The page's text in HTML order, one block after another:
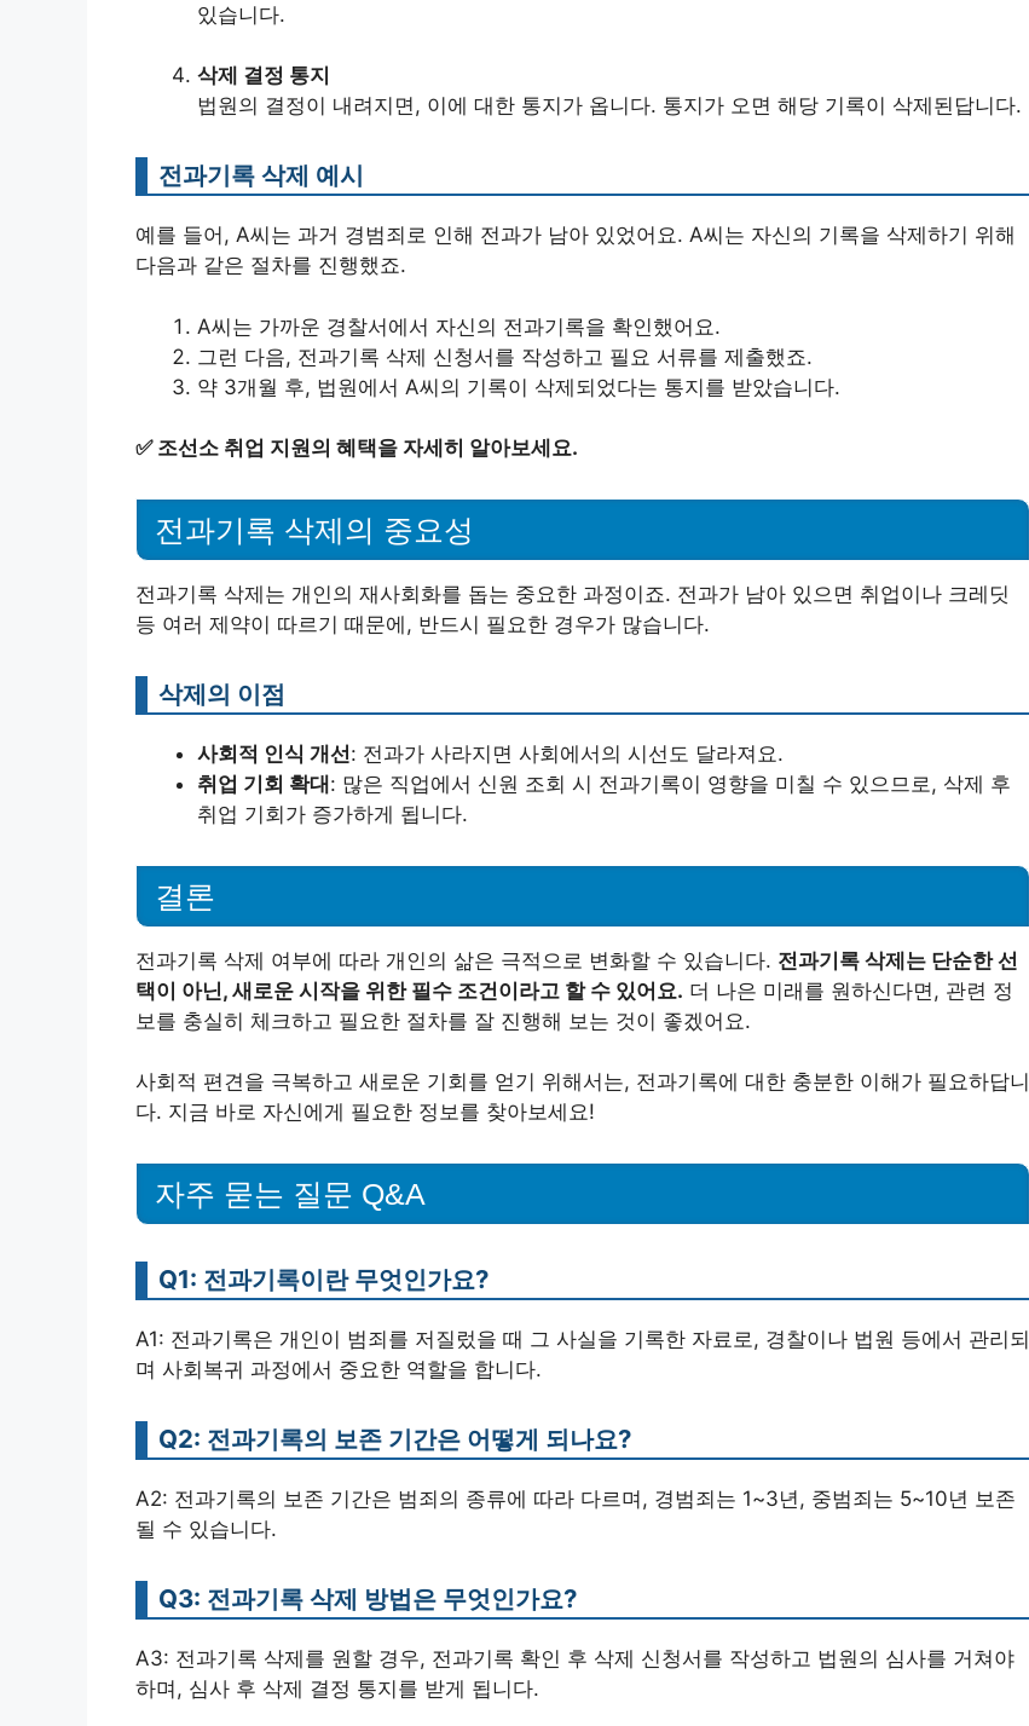
있습니다.
삭제 결정 통지
법원의 결정이 내려지면, 이에 대한 통지가 옵니다. 통지가 오면 해당 기록이 삭제된답니다.
전과기록 삭제 예시
예를 들어, A씨는 과거 경범죄로 인해 전과가 남아 있었어요. A씨는 자신의 기록을 삭제하기 위해
다음과 같은 절차를 진행했죠.
A씨는 가까운 경찰서에서 자신의 전과기록을 확인했어요.
그런 다음, 전과기록 삭제 신청서를 작성하고 필요 서류를 제출했죠.
약 3개월 후, 법원에서 A씨의 기록이 삭제되었다는 통지를 받았습니다.
✅ 조선소 취업 지원의 혜택을 자세히 알아보세요.
전과기록 삭제의 중요성
전과기록 삭제는 개인의 재사회화를 돕는 중요한 과정이죠. 전과가 남아 있으면 취업이나 크레딧
등 여러 제약이 따르기 때문에, 반드시 필요한 경우가 많습니다.
삭제의 이점
사회적 인식 개선: 전과가 사라지면 사회에서의 시선도 달라져요.
취업 기회 확대 : 많은 직업에서 신원 조회 시 전과기록이 영향을 미칠 수 있으므로, 삭제 후
취업 기회가 증가하게 됩니다.
결론
전과기록 삭제 여부에 따라 개인의 삶은 극적으로 변화할 수 있습니다. 전과기록 삭제는 단순한 선
택이 아닌, 새로운 시작을 위한 필수 조건이라고 할 수 있어요. 더 나은 미래를 원하신다면, 관련 정
보를 충실히 체크하고 필요한 절차를 잘 진행해 보는 것이 좋겠어요.
사회적 편견을 극복하고 새로운 기회를 얻기 위해서는, 전과기록에 대한 충분한 이해가 필요하답니
다. 지금 바로 자신에게 필요한 정보를 찾아보세요!
자주 묻는 질문 Q&A
Q1: 전과기록이란 무엇인가요?
A1: 전과기록은 개인이 범죄를 저질렀을 때 그 사실을 기록한 자료로, 경찰이나 법원 등에서 관리되
며 사회복귀 과정에서 중요한 역할을 합니다.
Q2: 전과기록의 보존 기간은 어떻게 되나요?
A2: 전과기록의 보존 기간은 범죄의 종류에 따라 다르며, 경범죄는 1~3년, 중범죄는 5~10년 보존
될 수 있습니다.
Q3: 전과기록 삭제 방법은 무엇인가요?
A3: 전과기록 삭제를 원할 경우, 전과기록 확인 후 삭제 신청서를 작성하고 법원의 심사를 거쳐야
하며, 심사 후 삭제 결정 통지를 받게 됩니다.